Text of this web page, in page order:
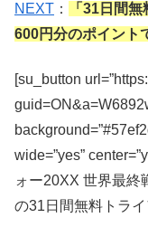
NEXT ：
「31日間
600円分のポイント
[su_button
wide=”yes”
ォー20XX 世界最終
の31日間無料トラ